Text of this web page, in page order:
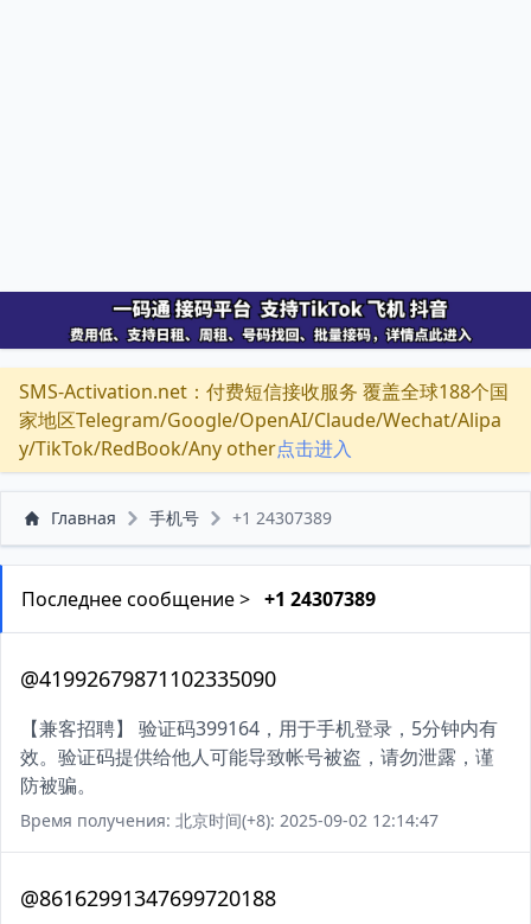
SMS-Activation.net：付费短信接收服务 覆盖全球188个国
家地区Telegram/Google/OpenAI/Claude/Wechat/Alipa
y/TikTok/RedBook/Any other点击进入
Главная 手机号 +1 24307389
Последнее сообщение > +1 24307389
@41992679871102335090
【兼客招聘】 验证码399164，用于手机登录，5分钟内有
效。验证码提供给他人可能导致帐号被盗，请勿泄露，谨
防被骗。
Время получения: 北京时间(+8): 2025-09-02 12:14:47
@86162991347699720188